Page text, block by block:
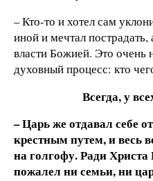
– Кто-то и хотел сам
иной и мечтал
власти Божией. Это очень
духовный процесс: кто
Всегда, у
– Царь же отдавал себе
крестным путем, и весь
на голгофу. Ради
пожалел ни семьи, ни